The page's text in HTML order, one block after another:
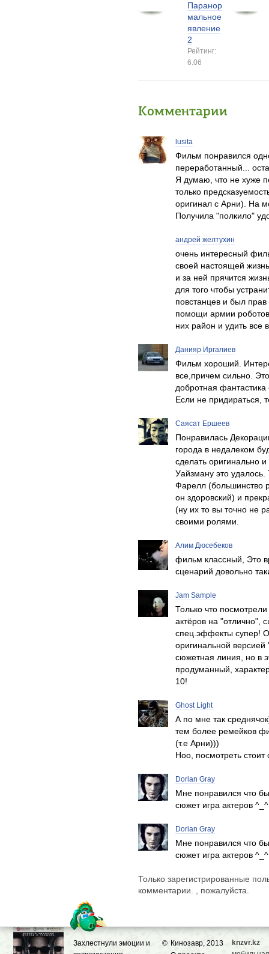
Паранор
мальное
явление
2
Рейтинг:
6.06
Комментарии
lusita
Фильм понравился
переработанный...
Я думаю, что не хуже
только
оригинал с Арни). На
Получила "полкило"
андрей желтухин
очень интересный
своей настоящей
и за ней прячится
для того чтобы
повстанцев и был прав
помощи армии роботов
них район и удить все
Данияр Иргалиев
Фильм хороший.
все,причем сильно.
добротная
Если не придираться,
Саясат Ершеев
Понравилась
города в недалеком
сделать оригинально
Уайзману это
Фарелл (большинство
он здоровский) и
(ну их то вы точно не
своими ролями.
Алим Дюсебеков
фильм классный, Это
сценарий довольно
Jam Sample
Только что
актёров на "отлично",
спец.эффекты супер!
оригинальной версией
сюжетная линия, но в
продуманный,
10!
Ghost Light
А по мне так
тем более ремейков
(т.е Арни)))
Ноо, посмотреть стоит
Dorian Gray
Мне понравился что
сюжет игра актеров ^_^
Dorian Gray
Мне понравился что
сюжет игра актеров ^_^
Только зарегистрированные
комментарии. , пожалуйста.
© Кинозавр, 2013
Захлестнули эмоции и
knzvr.kz